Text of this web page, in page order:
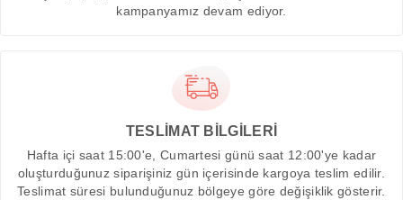
kampanyamız devam ediyor.
TESLİMAT BİLGİLERİ
Hafta içi saat 15:00'e, Cumartesi günü saat 12:00'ye kadar
oluşturduğunuz siparişiniz gün içerisinde kargoya teslim edilir.
Teslimat süresi bulunduğunuz bölgeye göre değişiklik gösterir.